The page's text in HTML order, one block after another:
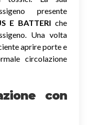
presente
E BATTERI che
Una volta
aprire porte e
circolazione
con